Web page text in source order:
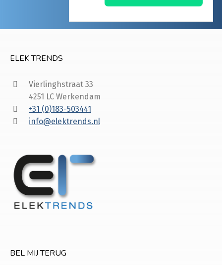
ELEK TRENDS
Vierlinghstraat 33
4251 LC Werkendam
+31 (0)183-503441
info@elektrends.nl
BEL MIJ TERUG